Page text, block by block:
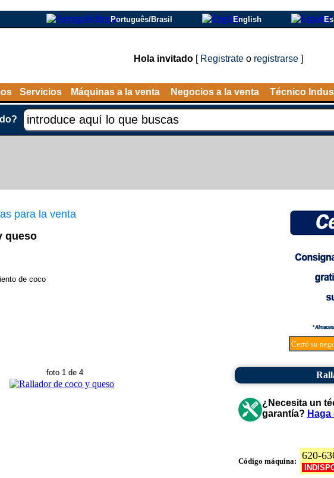
Português/Brasil English
Hola invitado [ Registrate o registrarse ]
Servicios Máquinas a la venta Negocios a la venta Técnico
para la venta
queso
de coco
Cerró su
foto 1 de 4
¿Necesita un
garantía?
Código máquina: 620-